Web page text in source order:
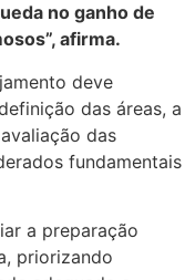
no ganho de
afirma.
deve
das áreas, a
das
fundamentais
a preparação
priorizando